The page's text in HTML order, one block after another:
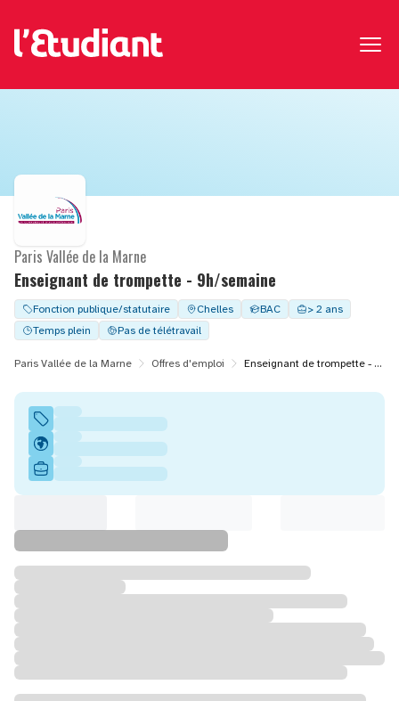
Enseignant de trompette - 9h/semaine
Paris Vallée de la Marne
Fonction publique/statutaire Chelles BAC
> 2 ans
Temps plein
Pas de télétravail
Paris Vallée de la Marne Offres d'emploi Enseignant de trompette - 9h/semaine